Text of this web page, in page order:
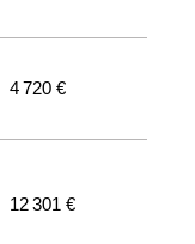
4 720 €
12 301 €